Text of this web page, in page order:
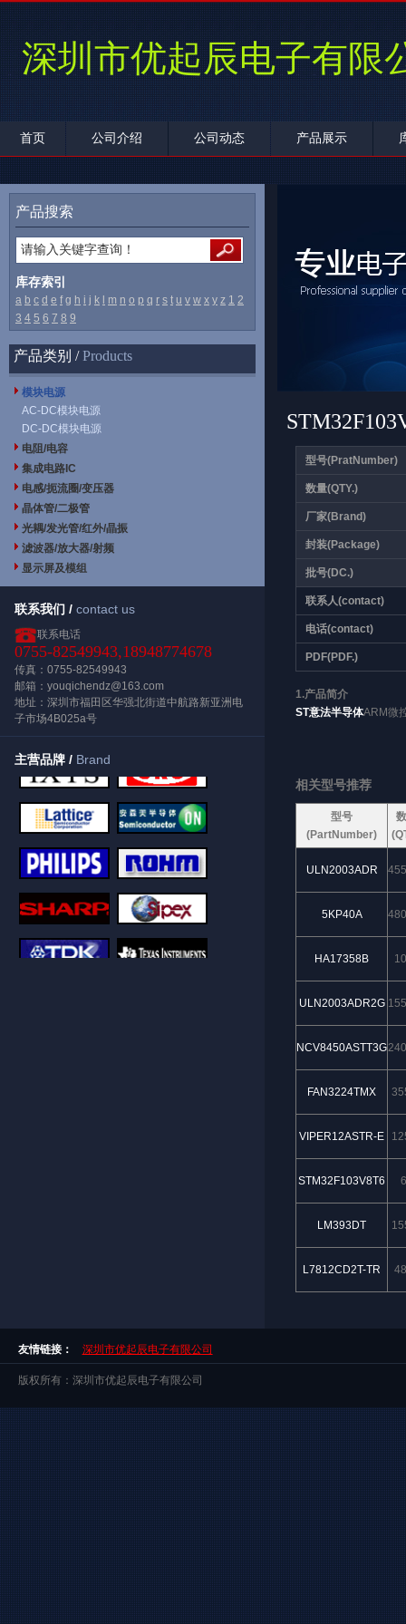
深圳市优起辰电子有限
首页 公司介绍 公司动态 产品展示
产品搜索
库存索引
a b c d e f g h i j k m n o p q r s t u v w x y z 1 2
3 4 5 6 7 8 9
产品类别 /Products
模块电源
AC-DC模块电源
DC-DC模块电源
电阻/电容
集成电路IC
电感/扼流圈/变压器
晶体管/二极管
光耦/发光管/红外/晶振
滤波器/放大器/射频
显示屏及模组
联系我们 / contact us
联系电话
0755-82549943,18948774678
传真：0755-82549943
邮箱：youqichendz@163.com
地址：深圳市福田区华强北街道中航路新亚洲电
子市场4B025a号
主营品牌 / Brand
型号(PratNumber)
数量(QTY.)
厂家(Brand)
封装(Package)
批号(DC.)
联系人(contact)
电话(contact)
PDF(PDF.)
1.产品简介
ST意法半导体ARM微
相关型号推荐
型号
(PartNumber)
ULN2003ADR
5KP40A
HA17358B
ULN2003ADR2G
NCV8450ASTT3G
FAN3224TMX
VIPER12ASTR-E
STM32F103V8T6
LM393DT
L7812CD2T-TR
友情链接： 深圳市优起辰电子有限公司
版权所有：深圳市优起辰电子有限公司